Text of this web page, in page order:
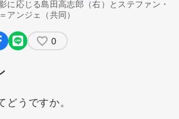
に応じる島田高志郎（右）とステファン・
アンジェ（共同）
0
うですか。